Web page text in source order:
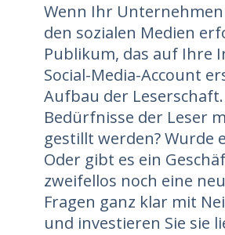
Wenn Ihr
den sozialen Medien
Publikum, das auf Ihre
Social-Media-Account
Aufbau der
Bedürfnisse der Leser
gestillt werden? Wurde
Oder gibt es ein
zweifellos noch eine
Fragen ganz klar mit
und investieren Sie sie